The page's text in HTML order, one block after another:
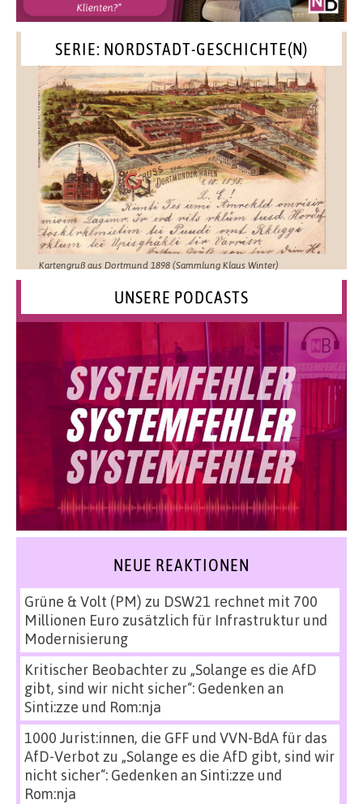
SERIE: NORDSTADT-GESCHICHTE(N)
Kartengruß aus Dortmund 1898 (Sammlung Klaus Winter)
UNSERE PODCASTS
NEUE REAKTIONEN
Grüne & Volt (PM) zu DSW21 rechnet mit 700
Millionen Euro zusätzlich für Infrastruktur und
Modernisierung
Kritischer Beobachterzu „Solange es die AfD
gibt, sind wir nicht sicher“: Gedenken an
Sinti:zze und Rom:nja
1000 Jurist:innen, die GFF und VVN-BdA für das
AfD-Verbot zu „Solange es die AfD gibt, sind wir
nicht sicher“: Gedenken an Sinti:zze und
Rom:nja